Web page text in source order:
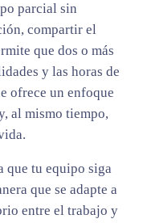
parcial sin
compartir el
que dos o más
y las horas de
ofrece un enfoque
al mismo tiempo,
que tu equipo siga
que se adapte a
entre el trabajo y